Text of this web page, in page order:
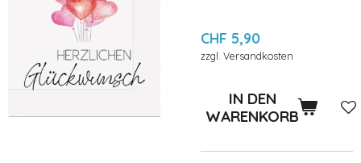
CHF 5,90
zzgl. Versandkosten
IN DEN
WARENKORB